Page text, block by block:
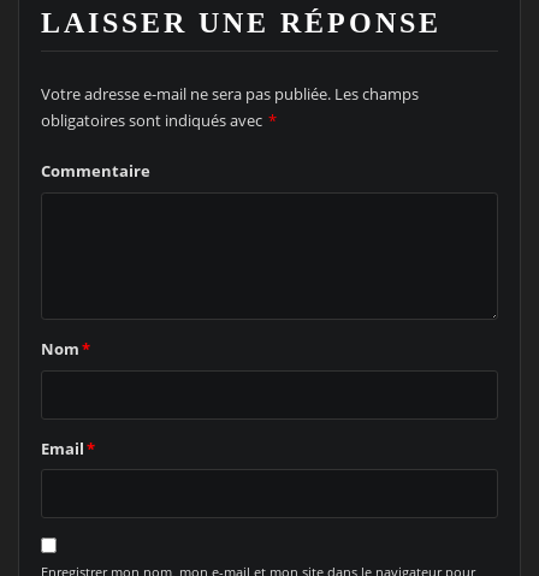
LAISSER UNE RÉPONSE
Votre adresse e-mail ne sera pas publiée. Les champs
obligatoires sont indiqués avec *
Commentaire
Nom*
Email*
Enregistrer mon nom, mon e-mail et mon site dans le navigateur pour